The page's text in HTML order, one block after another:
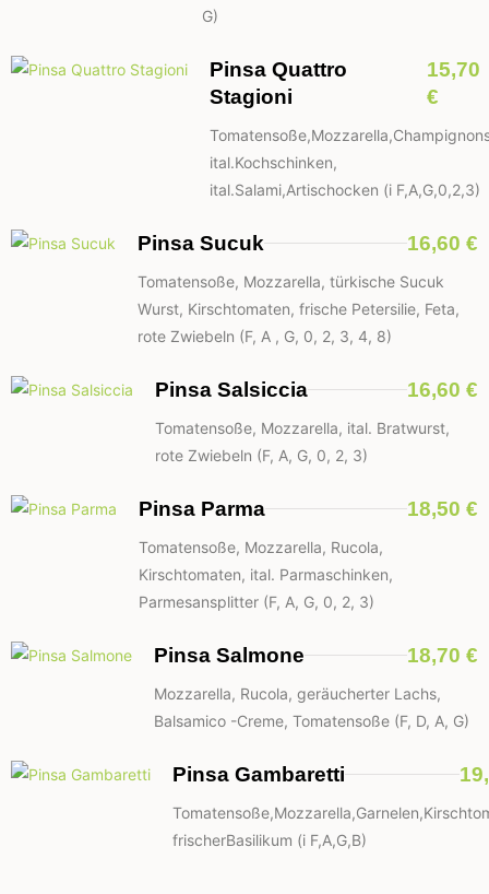
G)
Pinsa Quattro
Stagioni
15,70
€
ital.Kochschinken,
ital.Salami,Artischocken (i F,A,G,0,2,3)
Pinsa Sucuk 16,60 €
Tomatensoße, Mozzarella, türkische Sucuk
Wurst, Kirschtomaten, frische Petersilie, Feta,
rote Zwiebeln (F, A , G, 0, 2, 3, 4, 8)
Pinsa Salsiccia 16,60 €
Tomatensoße, Mozzarella, ital. Bratwurst,
rote Zwiebeln (F, A, G, 0, 2, 3)
Pinsa Parma 18,50 €
Tomatensoße, Mozzarella, Rucola,
Kirschtomaten, ital. Parmaschinken,
Parmesansplitter (F, A, G, 0, 2, 3)
Pinsa Salmone 18,70 €
Mozzarella, Rucola, geräucherter Lachs,
Balsamico -Creme, Tomatensoße (F, D, A, G)
Pinsa Gambaretti
frischerBasilikum (i F,A,G,B)